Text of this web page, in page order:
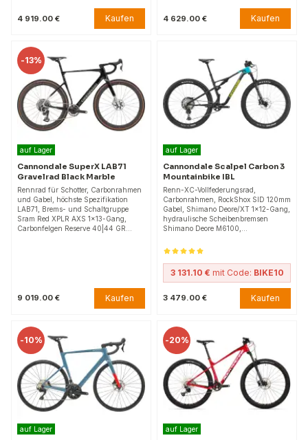
4 919.00 € Kaufen 4 629.00 € Kaufen
-13%
auf Lager
Cannondale SuperX LAB71
Gravelrad Black Marble
Rennrad für Schotter, Carbonrahmen
und Gabel, höchste Spezifikation
LAB71, Brems- und Schaltgruppe
Sram Red XPLR AXS 1x13-Gang,
Carbonfelgen Reserve 40|44 GR…
9 019.00 € Kaufen
auf Lager
Cannondale Scalpel Carbon 3
Mountainbike IBL
Renn-XC-Vollfederungsrad,
Carbonrahmen, RockShox SID 120mm
Gabel, Shimano Deore/XT 1x12-Gang,
hydraulische Scheibenbremsen
Shimano Deore M6100,…
3 131.10 € mit Code: BIKE10
3 479.00 € Kaufen
-10%
auf Lager
-20%
auf Lager